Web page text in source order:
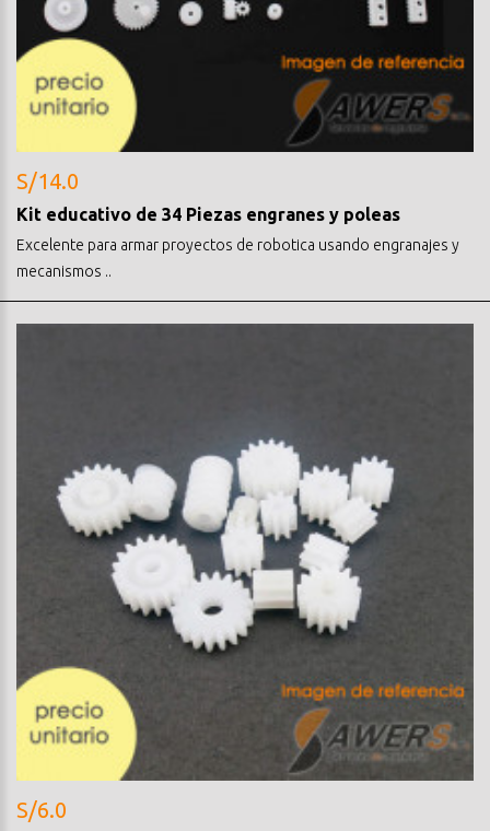
S/14.0
Kit educativo de 34 Piezas engranes y poleas
Excelente para armar proyectos de robotica usando engranajes y
mecanismos ..
S/6.0